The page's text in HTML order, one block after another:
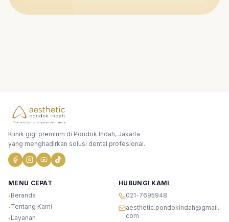
Klinik gigi premium di Pondok Indah, Jakarta
yang menghadirkan solusi dental profesional.
MENU CEPAT
•Beranda
•Tentang Kami
•Layanan
HUBUNGI KAMI
021-7695948
aesthetic.pondokindah@gmail.
com